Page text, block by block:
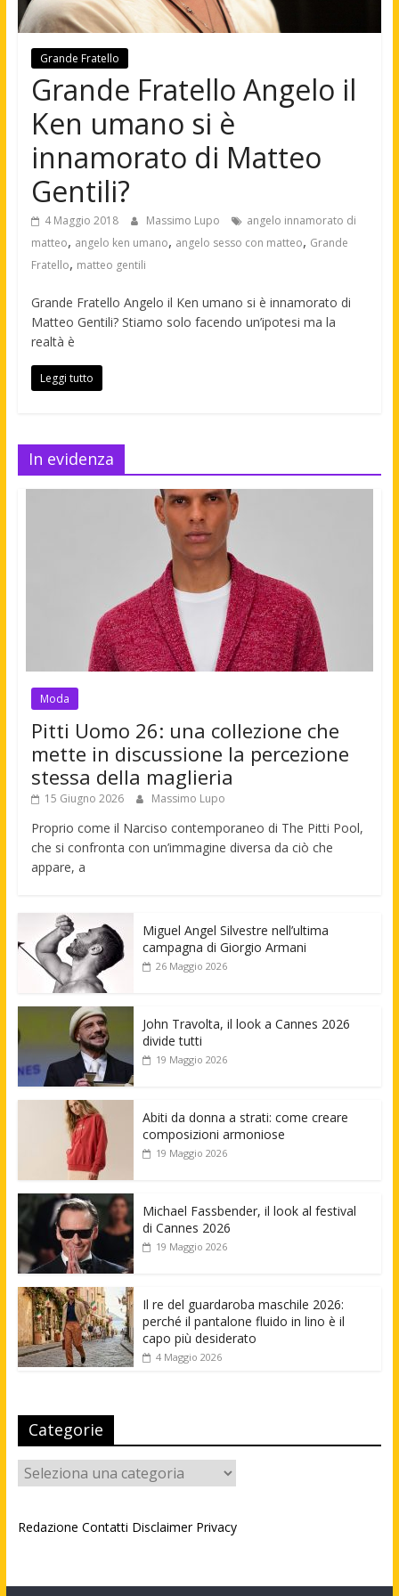
Grande Fratello
Grande Fratello Angelo il
Ken umano si è
innamorato di Matteo
Gentili?
4 Maggio 2018 Massimo Lupo
angelo innamorato di
matteo, angelo ken umano, angelo sesso con matteo, Grande
Fratello, matteo gentili
Grande Fratello Angelo il Ken umano si è innamorato di
Matteo Gentili? Stiamo solo facendo un’ipotesi ma la
realtà è
Leggi tutto
In evidenza
Moda
Pitti Uomo 26: una collezione che
mette in discussione la percezione
stessa della maglieria
15 Giugno 2026 Massimo Lupo
Proprio come il Narciso contemporaneo di The Pitti Pool,
che si confronta con un’immagine diversa da ciò che
appare, a
Miguel Angel Silvestre nell’ultima
campagna di Giorgio Armani
26 Maggio 2026
John Travolta, il look a Cannes 2026
divide tutti
19 Maggio 2026
Abiti da donna a strati: come creare
composizioni armoniose
19 Maggio 2026
Michael Fassbender, il look al festival
di Cannes 2026
19 Maggio 2026
Il re del guardaroba maschile 2026:
perché il pantalone fluido in lino è il
capo più desiderato
4 Maggio 2026
Categorie
Categorie
Redazione Contatti Disclaimer Privacy